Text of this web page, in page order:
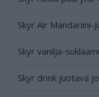
Skyr Air Mandariini-
Skyr vanilja-
Skyr drink juotava